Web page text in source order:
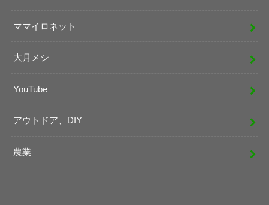
ママイロネット
大月メシ
YouTube
アウトドア、DIY
農業